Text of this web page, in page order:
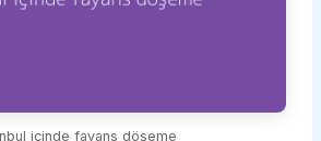
içinde fayans döşeme